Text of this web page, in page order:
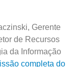
Gerente
de Recursos
da Informação
completa do